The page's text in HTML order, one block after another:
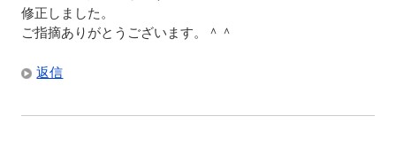
修正しました。
ご指摘ありがとうございます。＾＾
返信